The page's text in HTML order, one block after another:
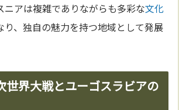
ニアは複雑でありながらも多彩な文化
り、独自の魅力を持つ地域として発展
世界大戦とユーゴスラビアの